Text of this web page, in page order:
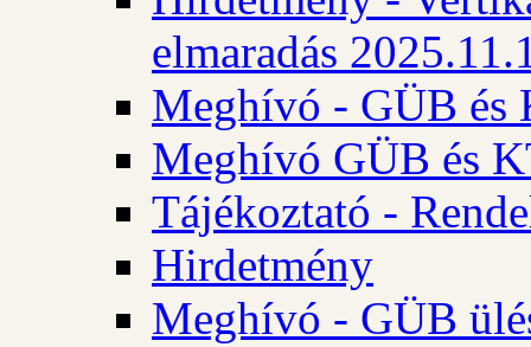
elmaradás
Meghívó - GÜB és
Meghívó GÜB és
Tájékoztató -
Hirdetmény
Meghívó - GÜB